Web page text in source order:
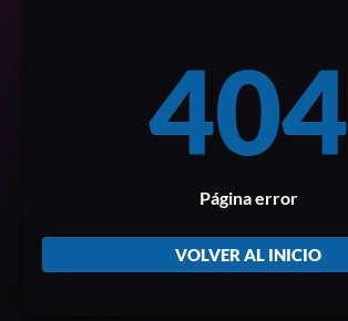
404
Página error
VOLVER AL INICIO